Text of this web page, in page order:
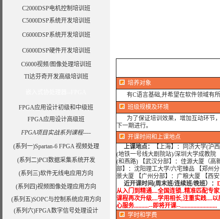
C2000DSP电机控制培训班
C5000DSP系统开发培训班
C6000DSP系统开发培训班
C6000DSP硬件开发培训班
C6000视频/图像处理培训班
TI达芬奇开发高级培训班
FPGA应用设计初级和中级班
FPGA应用设计高级班
FPGA项目实战系列课程----
(系列一)Spartan-6 FPGA 视频处理
(系列二)PCI数据采集系统开发
(系列三)软件无线电应用方向
(系列四)视频图像处理应用方向
(系列五)SOPC与控制系统应用方向
(系列六)FPGA数字信号处理设计
培养对象
有C语言基础,并希望在软件领域有
班级规模及环境
为了保证培训效果，增加互动环节，
下一期进行。
开课时间和上课地点
上课地点：
【上海】：同济大学(沪
(地铁一号线大剧院站)/深圳大学成教院
(和燕路) 【武汉分部】：佳源大厦（高
部】：沈阳理工大学/六宅臻品 【郑州
景大厦 【广州分部】：广粮大厦 【西
近开课时间(周末班/连续班/晚班）：
从入门到精通....全国连锁..精准匹配专
课程再次升级....学用相长,注重实践....
心服务..........--即将开课--.........................
学时和学费